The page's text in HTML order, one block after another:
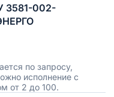
3581-002-
по запросу,
исполнение с
от 2 до 100.